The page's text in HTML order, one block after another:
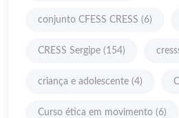
conjunto CFESS CRESS (6)
CRESS Sergipe (154)
criança e adolescente (4)
Curso ética em movimento (6)